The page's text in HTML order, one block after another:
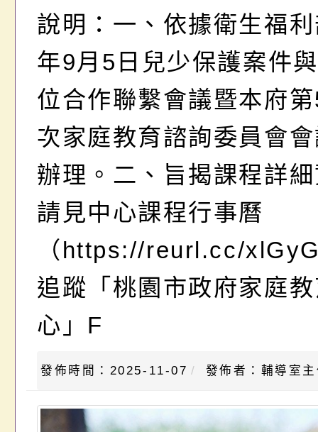
體」、「學齡前的幸
養」、「青少年家長
工作坊」海報1份
說明：一、依據衛生福
年9月5日兒少保護案件
位合作聯繫會議暨本府
次家庭教育諮詢委員會
辦理。二、旨揭課程詳
請見中心課程行事曆
（https://reurl.cc/
追蹤「桃園市政府家庭
心」F
發佈時間：2025-11-07 發佈者：輔導室